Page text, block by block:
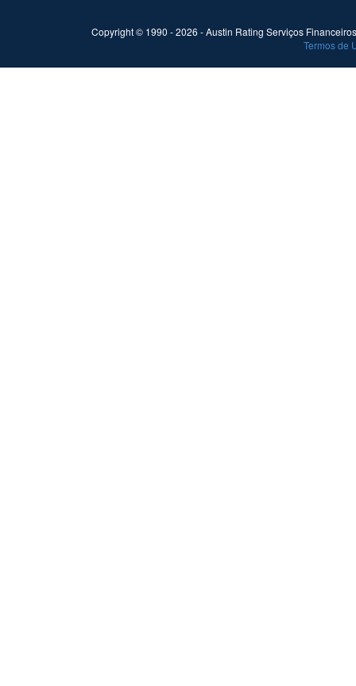
Copyright © 1990 -2026 - Austin Rating Serviços
Termos de